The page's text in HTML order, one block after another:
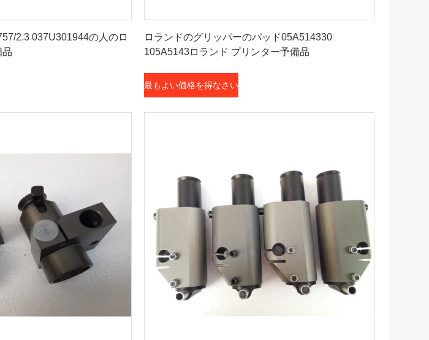
2.3 037U301944の人のロ
品
ロランドのグリッパーのパッド05A514330
105A5143ロランド プリンター予備品
最もよい価格を得なさい